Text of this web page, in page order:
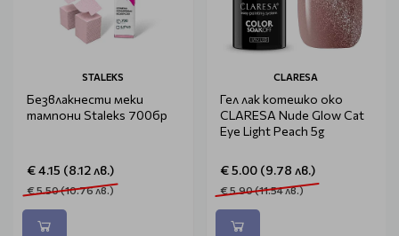
STALEKS
Безвлакнести меки
тампони Staleks 700бр
€ 4.15 (8.12 лв.)
€ 5.50 (10.76 лв.)
CLARESA
Гел лак котешко око
CLARESA Nude Glow Cat
Eye Light Peach 5g
€ 5.00 (9.78 лв.)
€ 5.90 (11.54 лв.)